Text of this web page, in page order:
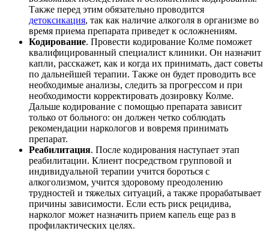
Также перед этим обязательно проводится
детоксикация, так как наличие алкоголя в организме во
время приема препарата приведет к осложнениям.
Кодирование. Провести кодирование Колме поможет
квалифицированный специалист клиники. Он назначит
капли, расскажет, как и когда их принимать, даст советы
по дальнейшей терапии. Также он будет проводить все
необходимые анализы, следить за прогрессом и при
необходимости корректировать дозировку Колме.
Дальше кодирование с помощью препарата зависит
только от больного: он должен четко соблюдать
рекомендации наркологов и вовремя принимать
препарат.
Реабилитация. После кодирования наступает этап
реабилитации. Клиент посредством групповой и
индивидуальной терапии учится бороться с
алкоголизмом, учится здоровому преодолению
трудностей и тяжелых ситуаций, а также прорабатывает
причины зависимости. Если есть риск рецидива,
нарколог может назначить прием капель еще раз в
профилактических целях.